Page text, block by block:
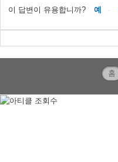
이 답변이 유용합니까? 예
홈